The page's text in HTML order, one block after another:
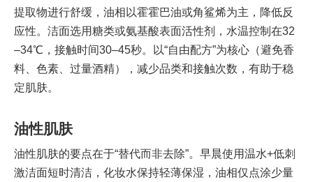
提取物进行舒缓，油相以霍霍巴油或角鲨烯为主，降低反
应性。洁面选用糖类或氨基酸表面活性剂，水温控制在32
–34℃，接触时间30–45秒。以“自由配方”为核心（避免香
料、色素、过量酒精），减少品类和接触次数，有助于稳
定肌肤。
油性肌肤
油性肌肤的要点在于“替代而非去除”。早晨使用温水+低刺
激洁面短时清洁，化妆水保持轻薄保湿，油相仅点涂少量